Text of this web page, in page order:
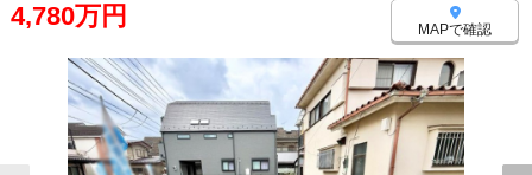
4,780万円 MAPで確認